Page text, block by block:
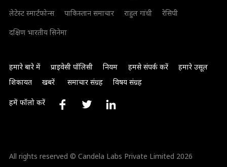
लेटेस्ट स्मार्टफोन्स
पाकिस्तान समाचार राहुल गांधी
रेसिपी
दक्षिण भारतीय सिनेमा
हमारे बारे में प्राइवेसी पॉलिसी नियम हमसे संपर्क करें
हमारे उसूल
शिकायत
खबरें समाचार संग्रह विषय संग्रह
हमें फॉलो करें
All rights reserved © Candela Labs Private Limited 2026